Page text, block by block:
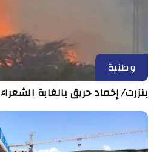
وطنية
بنزرت/ إخماد حريق بالغابة الشعراء